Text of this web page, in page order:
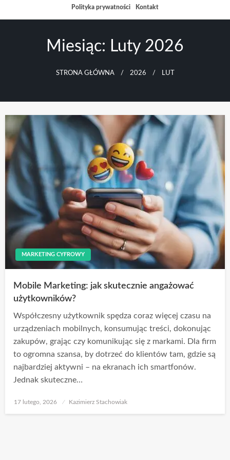
do
Polityka prywatności Kontakt
Miesiąc: Luty 2026
STRONA GŁÓWNA 2026 LUT
MARKETING CYFROWY
Mobile Marketing: jak skutecznie angażować
użytkowników?
Współczesny użytkownik spędza coraz więcej czasu na
urządzeniach mobilnych, konsumując treści, dokonując
zakupów, grając czy komunikując się z markami. Dla firm
to ogromna szansa, by dotrzeć do klientów tam, gdzie są
najbardziej aktywni – na ekranach ich smartfonów.
Jednak skuteczne…
Opublikowane
17 lutego, 2026 Kazimierz Stachowiak